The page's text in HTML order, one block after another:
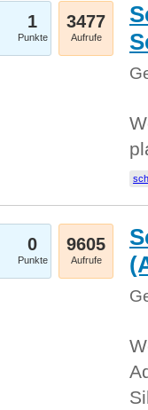
1
Punkte
3477
Aufrufe
0
Punkte
9605
Aufrufe